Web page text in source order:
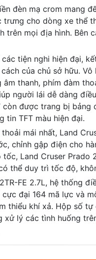
đèn mạ crom mang
trưng cho dòng xe thể
trên mọi địa hình. Bên
tiện nghi hiện đại,
của chủ sở hữu.
thanh, phím đàm
người lái dễ dàng
còn được trang bị
tin TFT màu hiện đại.
mái nhất, Land
chỉnh gập điện cho
Land Cruser Prado
thể duy trì tốc độ,
FE 2.7L, hệ thống
đại 164 mã lực và
thiểu khí xả. Hộp số
xử lý các tình huống